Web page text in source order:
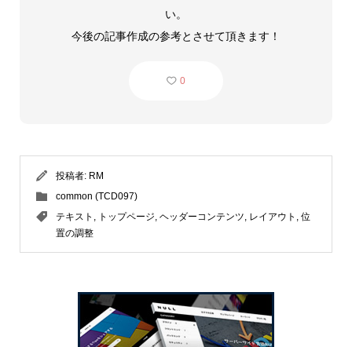
い。
今後の記事作成の参考とさせて頂きます！
0
投稿者: RM
common (TCD097)
テキスト , トップページ, ヘッダーコンテンツ, レイアウト , 位
置の調整